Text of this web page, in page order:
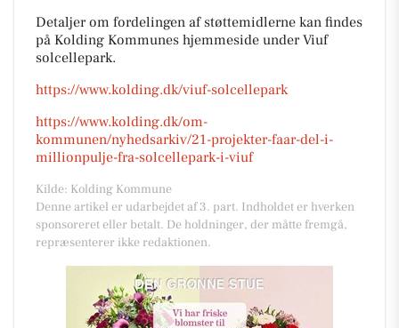
Detaljer om fordelingen af støttemidlerne kan findes
på Kolding Kommunes hjemmeside under Viuf
solcellepark.
https://www.kolding.dk/viuf-solcellepark
https://www.kolding.dk/om-
kommunen/nyhedsarkiv/21-projekter-faar-del-i-
millionpulje-fra-solcellepark-i-viuf
Kilde: Kolding Kommune
Denne artikel er udarbejdet af 3. part. Indholdet er hverken
sponsoreret eller betalt. De holdninger, der måtte fremgå,
repræsenterer ikke redaktionen.